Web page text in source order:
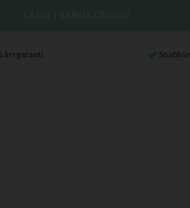
5 års garanti Snabb